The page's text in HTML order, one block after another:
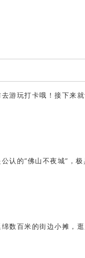
游玩打卡哦！接下来
认的“佛山不夜城”，
数百米的街边小摊，